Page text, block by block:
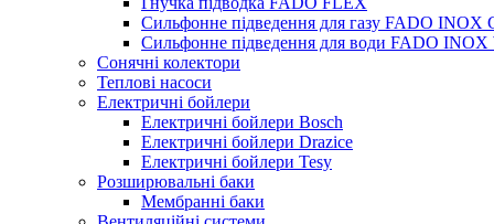
Сильфонне підведення для газу FADO INOX
Сильфонне підведення для води FADO INOX
Сонячні колектори
Теплові насоси
Електричні бойлери
Електричні бойлери Bosch
Електричні бойлери Drazice
Електричні бойлери Tesy
Розширювальні баки
Мембранні баки